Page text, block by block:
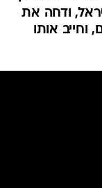
ודחה את
אותו